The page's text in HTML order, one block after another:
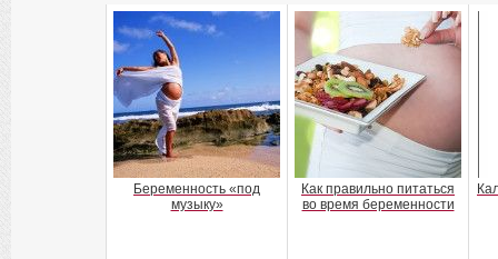
Беременность «под
музыку»
Как правильно питаться
во время беременности